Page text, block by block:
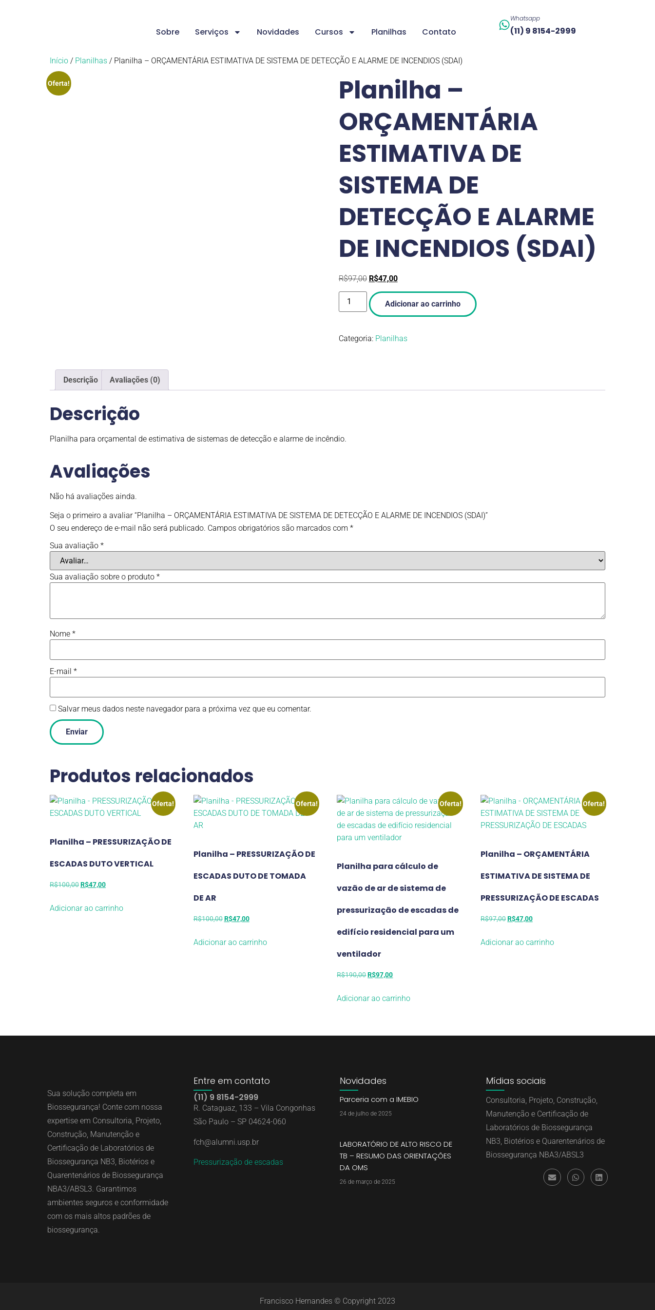
Sobre Serviços Novidades Cursos Planilhas Contato
Whatsapp
(11) 9 8154-2999
Início / Planilhas / Planilha – ORÇAMENTÁRIA ESTIMATIVA DE SISTEMA DE DETECÇÃO E ALARME DE INCENDIOS (SDAI)
Oferta!
Planilha –
ORÇAMENTÁRIA
ESTIMATIVA DE
SISTEMA DE
DETECÇÃO E ALARME
DE INCENDIOS (SDAI)
R$97,00 R$47,00
Adicionar ao carrinho
Categoria: Planilhas
Descrição Avaliações (0)
Descrição
Planilha para orçamental de estimativa de sistemas de detecção e alarme de incêndio.
Avaliações
Não há avaliações ainda.
Seja o primeiro a avaliar “Planilha – ORÇAMENTÁRIA ESTIMATIVA DE SISTEMA DE DETECÇÃO E ALARME DE INCENDIOS (SDAI)”
O seu endereço de e-mail não será publicado. Campos obrigatórios são marcados com *
Sua avaliação *
Sua avaliação sobre o produto *
Nome *
E-mail *
Salvar meus dados neste navegador para a próxima vez que eu comentar.
Produtos relacionados
Oferta!
Planilha – PRESSURIZAÇÃO DE
ESCADAS DUTO VERTICAL
R$100,00R$47,00
Adicionar ao carrinho
Oferta!
Planilha – PRESSURIZAÇÃO DE
ESCADAS DUTO DE TOMADA
DE AR
R$100,00 R$47,00
Adicionar ao carrinho
Oferta!
Planilha para cálculo de
vazão de ar de sistema de
pressurização de escadas de
edifício residencial para um
ventilador
R$190,00R$97,00
Adicionar ao carrinho
Oferta!
Planilha – ORÇAMENTÁRIA
ESTIMATIVA DE SISTEMA DE
PRESSURIZAÇÃO DE ESCADAS
R$97,00R$47,00
Adicionar ao carrinho
Sua solução completa em
Biossegurança! Conte com nossa
expertise em Consultoria, Projeto,
Construção, Manutenção e
Certificação de Laboratórios de
Biossegurança NB3, Biotérios e
Quarentenários de Biossegurança
NBA3/ABSL3. Garantimos
ambientes seguros e conformidade
com os mais altos padrões de
biossegurança.
Entre em contato
(11) 9 8154-2999
R. Cataguaz, 133 – Vila Congonhas
São Paulo – SP 04624-060
fch@alumni.usp.br
Pressurização de escadas
Novidades
Parceria com a IMEBIO
24 de julho de 2025
LABORATÓRIO DE ALTO RISCO DE
TB – RESUMO DAS ORIENTAÇÕES
DA OMS
26 de março de 2025
Mídias sociais
Consultoria, Projeto, Construção,
Manutenção e Certificação de
Laboratórios de Biossegurança
NB3, Biotérios e Quarentenários de
Biossegurança NBA3/ABSL3
Francisco Hernandes © Copyright 2023